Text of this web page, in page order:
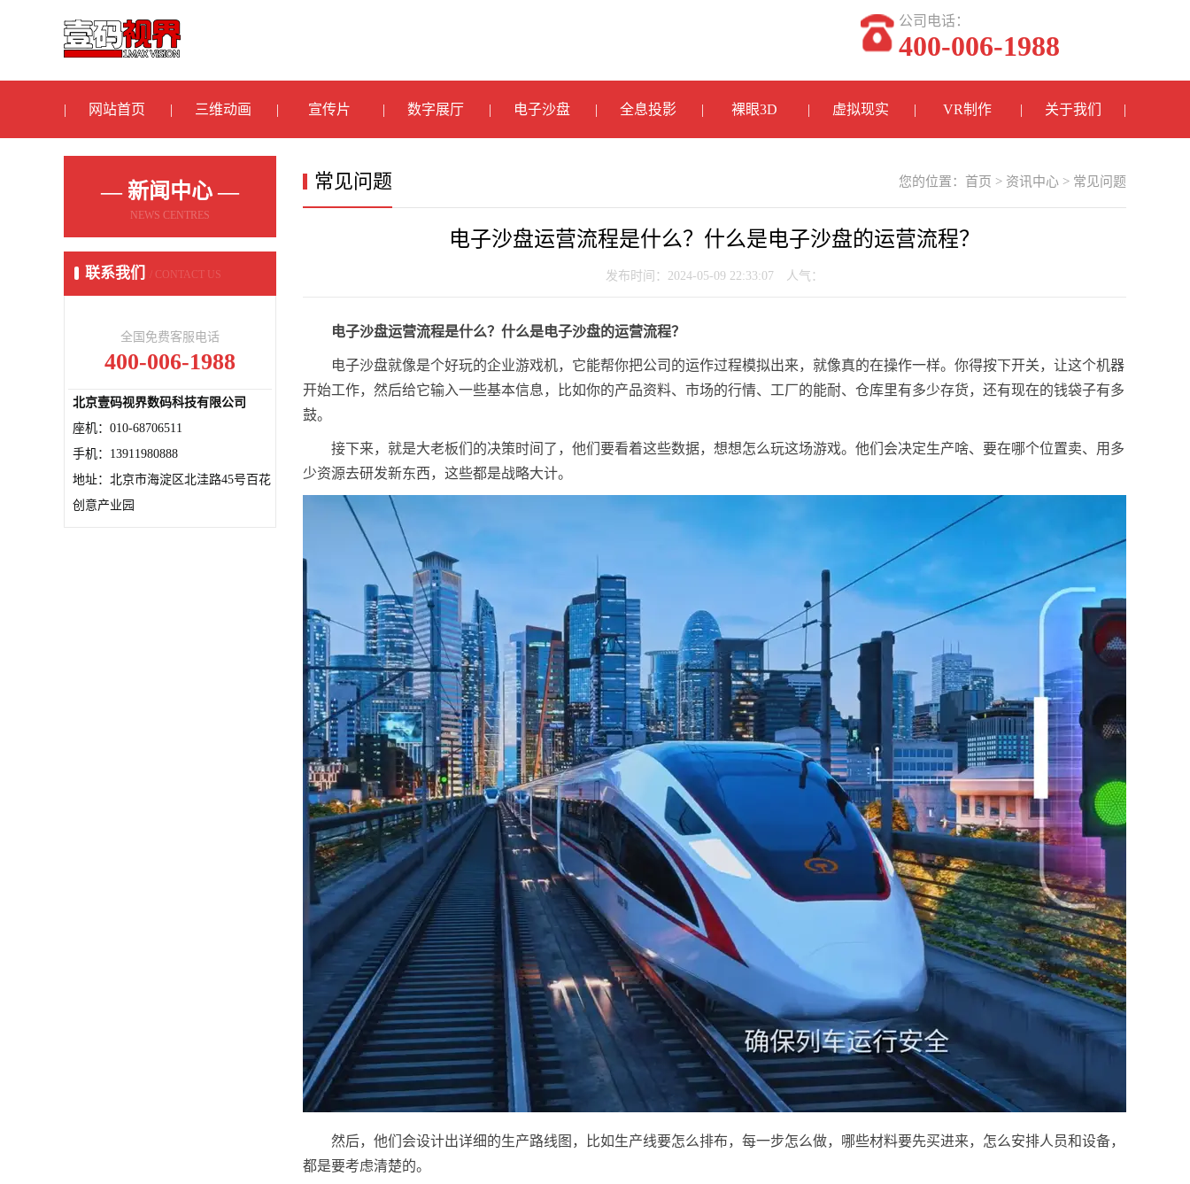
公司电话：
400-006-1988
网站首页 三维动画 宣传片 数字展厅 电子沙盘 全息投影 裸眼3D 虚拟现实 VR制作 关于我们
— 新闻中心 —
NEWS CENTRES
联系我们 / CONTACT US
全国免费客服电话
400-006-1988
北京壹码视界数码科技有限公司
座机：010-68706511
手机：13911980888
地址：北京市海淀区北洼路45号百花
创意产业园
您的位置： 首页 > 资讯中心 > 常见问题
常见问题
电子沙盘运营流程是什么？什么是电子沙盘的运营流程？
发布时间：2024-05-09 22:33:07 人气：
电子沙盘运营流程是什么？什么是电子沙盘的运营流程？
电子沙盘就像是个好玩的企业游戏机，它能帮你把公司的运作过程模拟出来，就像真的在操作一样。你得按下开关，让这个机器
开始工作，然后给它输入一些基本信息，比如你的产品资料、市场的行情、工厂的能耐、仓库里有多少存货，还有现在的钱袋子有多
鼓。
接下来，就是大老板们的决策时间了，他们要看着这些数据，想想怎么玩这场游戏。他们会决定生产啥、要在哪个位置卖、用多
少资源去研发新东西，这些都是战略大计。
然后，他们会设计出详细的生产路线图，比如生产线要怎么排布，每一步怎么做，哪些材料要先买进来，怎么安排人员和设备，
都是要考虑清楚的。